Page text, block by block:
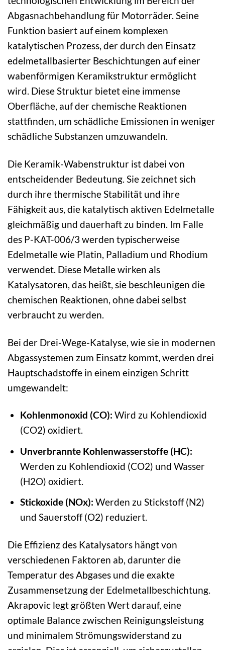
Abgasnachbehandlung für Motorräder. Seine
Funktion basiert auf einem komplexen
katalytischen Prozess, der durch den Einsatz
edelmetallbasierter Beschichtungen auf einer
wabenförmigen Keramikstruktur ermöglicht
wird. Diese Struktur bietet eine immense
Oberfläche, auf der chemische Reaktionen
stattfinden, um schädliche Emissionen in weniger
schädliche Substanzen umzuwandeln.
Die Keramik-Wabenstruktur ist dabei von
entscheidender Bedeutung. Sie zeichnet sich
durch ihre thermische Stabilität und ihre
Fähigkeit aus, die katalytisch aktiven Edelmetalle
gleichmäßig und dauerhaft zu binden. Im Falle
des P-KAT-006/3 werden typischerweise
Edelmetalle wie Platin, Palladium und Rhodium
verwendet. Diese Metalle wirken als
Katalysatoren, das heißt, sie beschleunigen die
chemischen Reaktionen, ohne dabei selbst
verbraucht zu werden.
Bei der Drei-Wege-Katalyse, wie sie in modernen
Abgassystemen zum Einsatz kommt, werden drei
Hauptschadstoffe in einem einzigen Schritt
umgewandelt:
Kohlenmonoxid (CO): Wird zu Kohlendioxid
(CO2) oxidiert.
Unverbrannte Kohlenwasserstoffe (HC):
Werden zu Kohlendioxid (CO2) und Wasser
(H2O) oxidiert.
Stickoxide (NOx): Werden zu Stickstoff (N2)
und Sauerstoff (O2) reduziert.
Die Effizienz des Katalysators hängt von
verschiedenen Faktoren ab, darunter die
Temperatur des Abgases und die exakte
Zusammensetzung der Edelmetallbeschichtung.
Akrapovic legt größten Wert darauf, eine
optimale Balance zwischen Reinigungsleistung
und minimalem Strömungswiderstand zu